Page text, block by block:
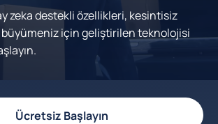
zeka destekli özellikleri, kesintisiz
büyümeniz için geliştirilen teknolojisi
Ücretsiz Başlayın